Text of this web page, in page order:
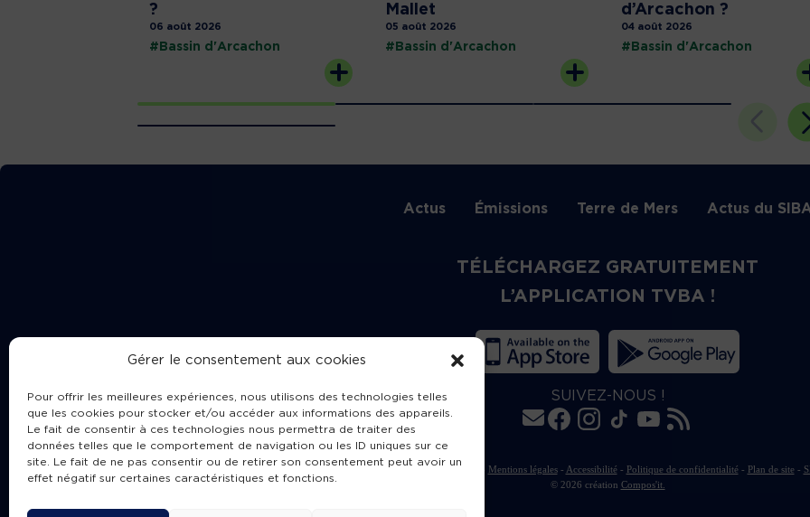
Gérer le consentement aux cookies
Pour offrir les meilleures expériences, nous utilisons des technologies telles
que les cookies pour stocker et/ou accéder aux informations des appareils.
Le fait de consentir à ces technologies nous permettra de traiter des
données telles que le comportement de navigation ou les ID uniques sur ce
site. Le fait de ne pas consentir ou de retirer son consentement peut avoir un
effet négatif sur certaines caractéristiques et fonctions.
?
06 août 2026
#Bassin d'Arcachon
Mallet
05 août 2026
#Bassin d'Arcachon
d’Arcachon ?
04 août 2026
#Bassin d'Arcachon
Actus Émissions Terre de Mers Actus du
TÉLÉCHARGEZ GRATUITEMENT
L’APPLICATION TVBA !
SUIVEZ-NOUS !
Charte de publication Mentions légales- Accessibilité- Politique de confidentialité- Plan de site-
© 2026 création Compos'it.